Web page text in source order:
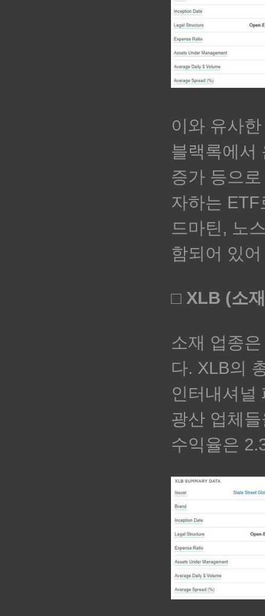
이와 유사
블랙록에서
증가 등으
자하는
드마틴, 노
함되어 있
□ XLB (소
소재 업종
다. XLB의
인터내셔널
광산 업체
수익율은